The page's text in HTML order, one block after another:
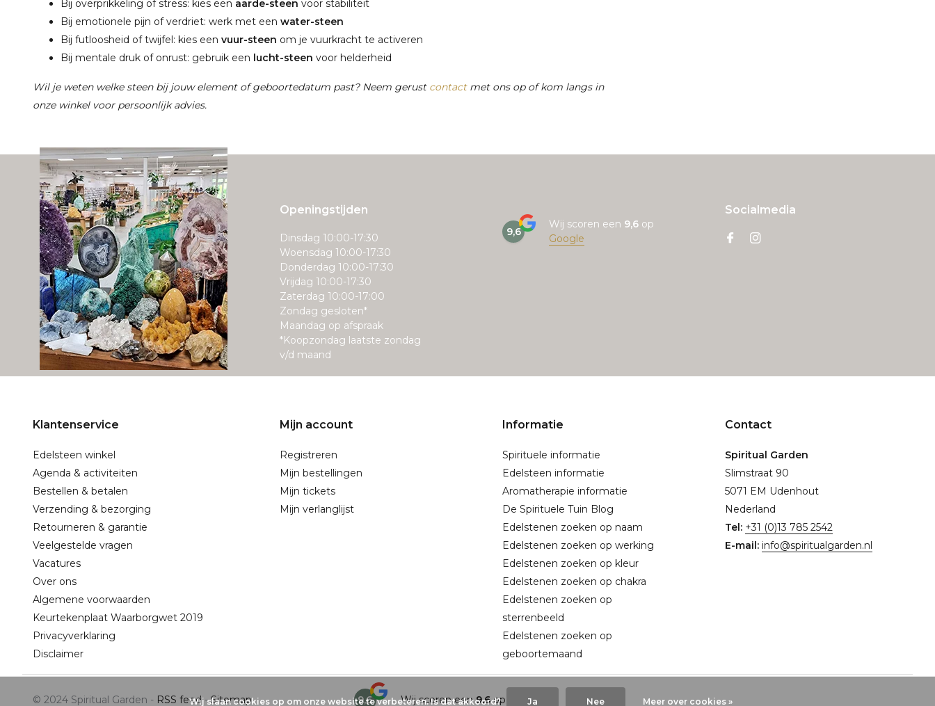
Bij overprikkeling of stress: kies een aarde-steen voor stabiliteit
Bij emotionele pijn of verdriet: werk met een water-steen
Bij futloosheid of twijfel: kies een vuur-steen om je vuurkracht te activeren
Bij mentale druk of onrust: gebruik een lucht-steen voor helderheid
Wil je weten welke steen bij jouw element of geboortedatum past? Neem gerust contactmet ons op of kom langs in
onze winkel voor persoonlijk advies.
Openingstijden
Dinsdag 10:00-17:30
Woensdag 10:00-17:30
Donderdag 10:00-17:30
Vrijdag 10:00-17:30
Zaterdag 10:00-17:00
Zondag gesloten*
Maandag op afspraak
*Koopzondag laatste zondag
v/d maand
9,6
Wij scoren een 9,6 op
Google
Socialmedia
Klantenservice
Edelsteen winkel
Agenda & activiteiten
Bestellen & betalen
Verzending & bezorging
Retourneren & garantie
Veelgestelde vragen
Vacatures
Over ons
Algemene voorwaarden
Keurtekenplaat Waarborgwet 2019
Privacyverklaring
Disclaimer
Mijn account
Registreren
Mijn bestellingen
Mijn tickets
Mijn verlanglijst
Informatie
Spirituele informatie
Edelsteen informatie
Aromatherapie informatie
De Spirituele Tuin Blog
Edelstenen zoeken op naam
Edelstenen zoeken op werking
Edelstenen zoeken op kleur
Edelstenen zoeken op chakra
Edelstenen zoeken op
sterrenbeeld
Edelstenen zoeken op
geboortemaand
Contact
Spiritual Garden
Slimstraat 90
5071 EM Udenhout
Nederland
Tel: +31 (0)13 785 2542
E-mail: info@spiritualgarden.nl
© 2024 Spiritual Garden - RSS feed-Sitemap 9,6 Wij scoren een9,6op Google
Wij slaan cookies op om onze website te verbeteren. Is dat akkoord? Ja Nee Meer over cookies »